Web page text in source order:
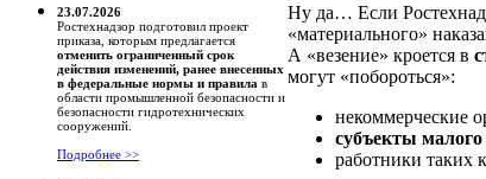
23.07.2026
Ростехнадзор подготовил проект
приказа, которым предлагается
отменить ограниченный срок
действия изменений, ранее внесенных
в федеральные нормы и правила в
области промышленной безопасности и
безопасности гидротехнических
сооружений.
Подробнее >>
Ну да… Если
«материального»
А «везение» кроется в
могут «побороться»:
некоммерческие
субъекты малого
работники таких